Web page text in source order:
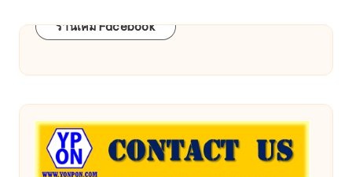
ร้านเคมี Facebook